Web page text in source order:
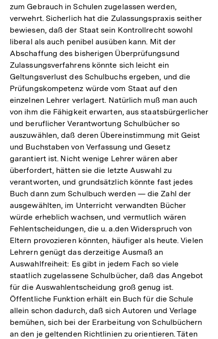
zum Gebrauch in Schulen zugelassen werden,
verwehrt. Sicherlich hat die Zulassungspraxis seither
bewiesen, daß der Staat sein Kontrollrecht sowohl
liberal als auch penibel ausüben kann. Mit der
Abschaffung des bisherigen Überprüfungsund
Zulassungsverfahrens könnte sich leicht ein
Geltungsverlust des Schulbuchs ergeben, und die
Prüfungskompetenz würde vom Staat auf den
einzelnen Lehrer verlagert. Natürlich muß man auch
von ihm die Fähigkeit erwarten, aus staatsbürgerlicher
und beruflicher Verantwortung Schulbücher so
auszuwählen, daß deren Übereinstimmung mit Geist
und Buchstaben von Verfassung und Gesetz
garantiert ist. Nicht wenige Lehrer wären aber
überfordert, hätten sie die letzte Auswahl zu
verantworten, und grundsätzlich könnte fast jedes
Buch dann zum Schulbuch werden — die Zahl der
ausgewählten, im Unterricht verwandten Bücher
würde erheblich wachsen, und vermutlich wären
Fehlentscheidungen, die u. a.den Widerspruch von
Eltern provozieren könnten, häufiger als heute. Vielen
Lehrern genügt das derzeitige Ausmaß an
Auswahlfreiheit: Es gibt in jedem Fach so viele
staatlich zugelassene Schulbücher, daß das Angebot
für die Auswahlentscheidung groß genug ist.
Öffentliche Funktion erhält ein Buch für die Schule
allein schon dadurch, daß sich Autoren und Verlage
bemühen, sich bei der Erarbeitung von Schulbüchern
an den je geltenden Richtlinien zu orientieren. Täten